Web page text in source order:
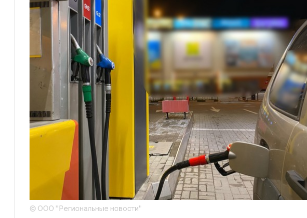
© ООО "Региональные новости"